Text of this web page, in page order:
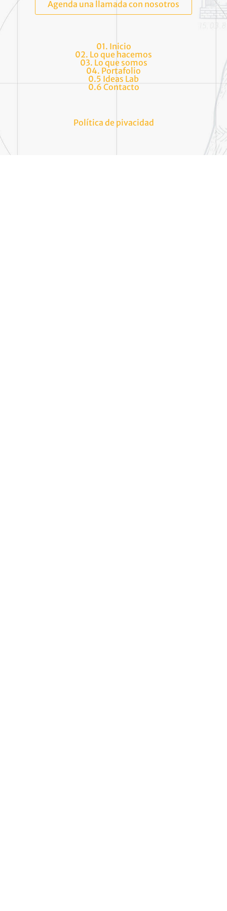
Agenda una llamada con nosotros
01. Inicio
02. Lo que hacemos
03. Lo que somos
04. Portafolio
0.5 Ideas Lab
0.6 Contacto
Política de pivacidad